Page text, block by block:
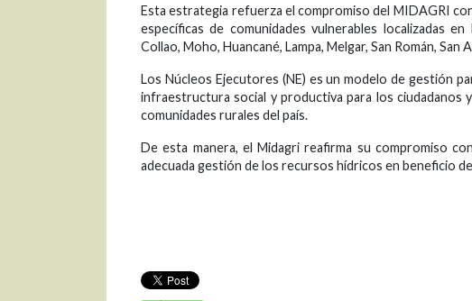
Esta estrategia refuerza el compromiso del MIDAGRI
específicas de comunidades vulnerables localizadas
Collao, Moho, Huancané, Lampa, Melgar, San Román,
Los Núcleos Ejecutores (NE) es un modelo de gestión
infraestructura social y productiva para los ciudadanos
comunidades rurales del país.
De esta manera, el Midagri reafirma su compromiso
adecuada gestión de los recursos hídricos en beneficio